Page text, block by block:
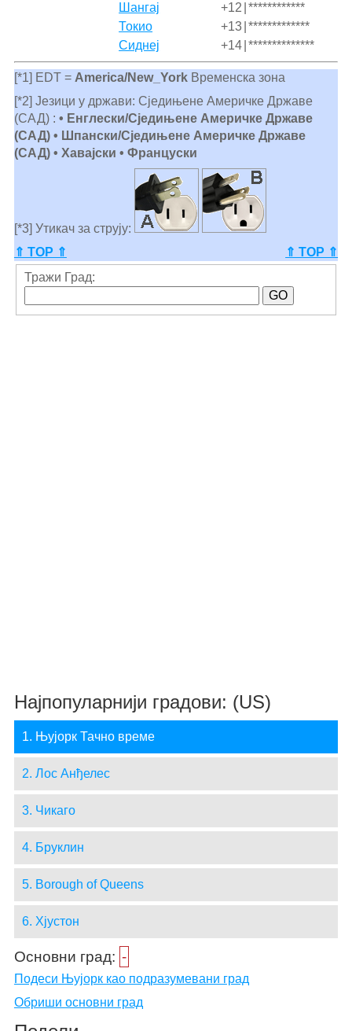
Шангај
+12 ************
Токио
+13 *************
Сиднеј
+14 **************
[*1] EDT = America/New_YorkВременска зона
[*2] Језици у држави: Сједињене Америчке Државе
(САД) : • Енглески/Сједињене Америчке Државе
(САД) • Шпански/Сједињене Америчке Државе
(САД) • Хавајски • Француски
[*3] Утикач за струју:
⇑ TOP ⇑
⇑ TOP ⇑
Тражи Град:
Најпопуларнији градови: (US)
1. Њујорк Тачно време
2. Лос Анђелес
3. Чикаго
4. Бруклин
5. Borough of Queens
6. Хјустон
Основни град: -
Подеси Њујорк као подразумевани град
Обриши основни град